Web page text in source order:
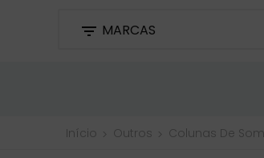
 MARCAS
Início Outros Colunas De Som